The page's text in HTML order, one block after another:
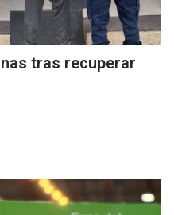
tras recuperar